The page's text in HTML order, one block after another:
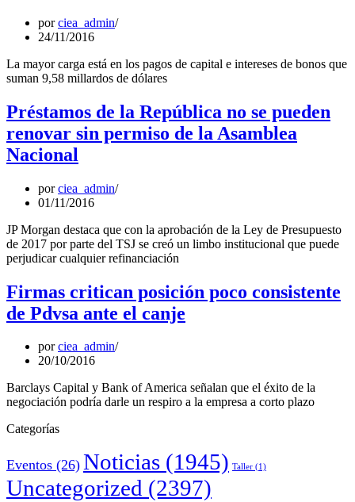
porciea_admin
24/11/2016
La mayor carga está en los pagos de capital e intereses de bonos que
suman 9,58 millardos de dólares
Préstamos de la República no se pueden
renovar sin permiso de la Asamblea
Nacional
porciea_admin
01/11/2016
JP Morgan destaca que con la aprobación de la Ley de Presupuesto
de 2017 por parte del TSJ se creó un limbo institucional que puede
perjudicar cualquier refinanciación
Firmas critican posición poco consistente
de Pdvsa ante el canje
porciea_admin
20/10/2016
Barclays Capital y Bank of America señalan que el éxito de la
negociación podría darle un respiro a la empresa a corto plazo
Categorías
Eventos (26) Noticias (1945) Taller (1)
Uncategorized (2397)